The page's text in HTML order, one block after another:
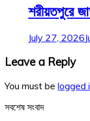
শরীয়তপুরে
July 27, 2026
Leave a Reply
You must be logged
সবশেষ সংবাদ